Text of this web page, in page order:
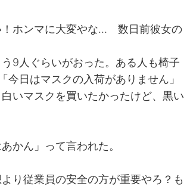
！ホンマに大変やな… 数日前彼女の
9人ぐらいがおった。ある人も椅子
日はマスクの入荷がありません」
いマスクを買いたかったけど、黒い
かん」って言われた。
り従業員の安全の方が重要やろ？も